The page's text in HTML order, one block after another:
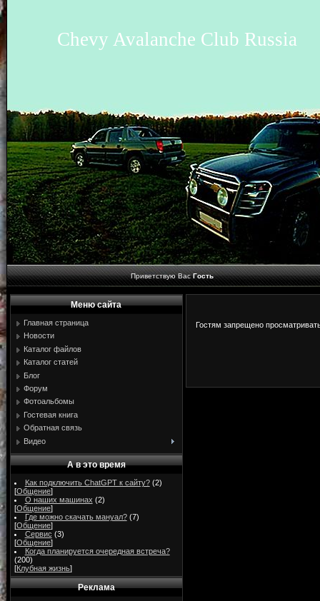
Chevy Avalanche Club Russia
Приветствую Вас Гость
Меню сайта
Главная страница
Новости
Каталог файлов
Каталог статей
Блог
Форум
Фотоальбомы
Гостевая книга
Обратная связь
Видео
А в это время
Как подключить ChatGPT к сайту? (2)
[Общение]
О наших машинах (2)
[Общение]
Где можно скачать мануал? (7)
[Общение]
Сервис (3)
[Общение]
Когда планируется очередная встреча?
(200)
[Клубная жизнь]
Реклама
Гостям запрещено